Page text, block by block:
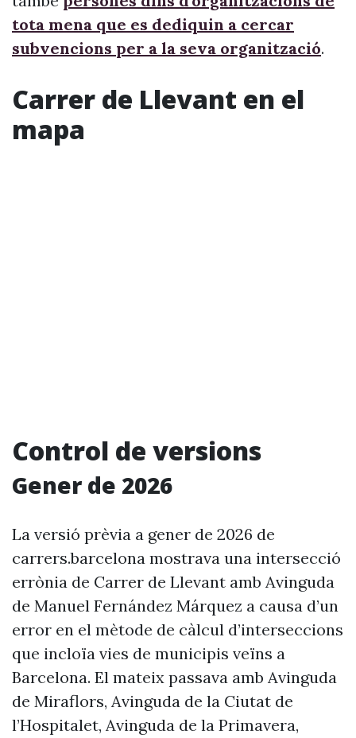
tota mena que es dediquin a cercar
subvencions per a la seva organització.
Carrer de Llevant en el
mapa
Control de versions
Gener de 2026
La versió prèvia a gener de 2026 de
carrers.barcelona mostrava una intersecció
errònia de Carrer de Llevant amb Avinguda
de Manuel Fernández Márquez a causa d’un
error en el mètode de càlcul d’interseccions
que incloïa vies de municipis veïns a
Barcelona. El mateix passava amb Avinguda
de Miraflors, Avinguda de la Ciutat de
l’Hospitalet, Avinguda de la Primavera,